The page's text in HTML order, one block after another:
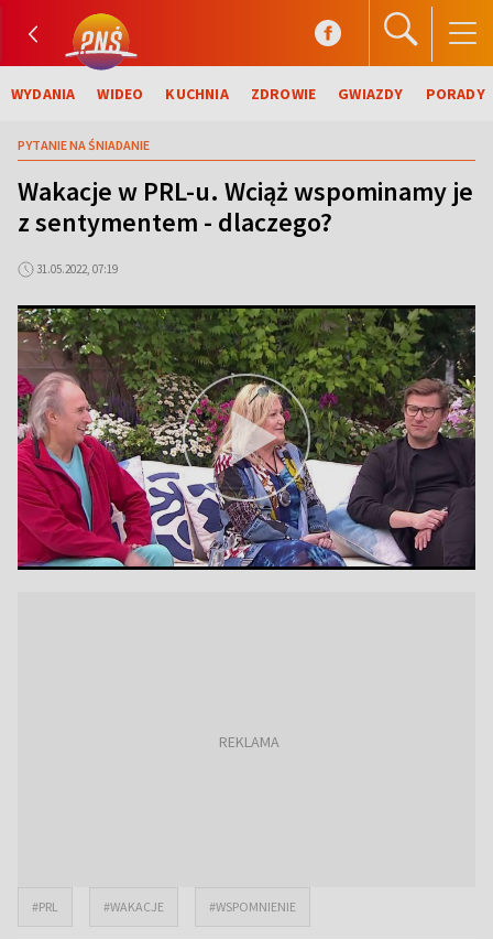
WYDANIA WIDEO KUCHNIA ZDROWIE GWIAZDY PORADY
PYTANIE NA ŚNIADANIE
Wakacje w PRL-u. Wciąż wspominamy je
z sentymentem - dlaczego?
31.05.2022, 07:19
#PRL #WAKACJE #WSPOMNIENIE